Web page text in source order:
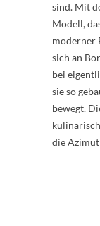
sind. Mit
Modell,
moderner
sich an
bei
sie so
bewegt.
die